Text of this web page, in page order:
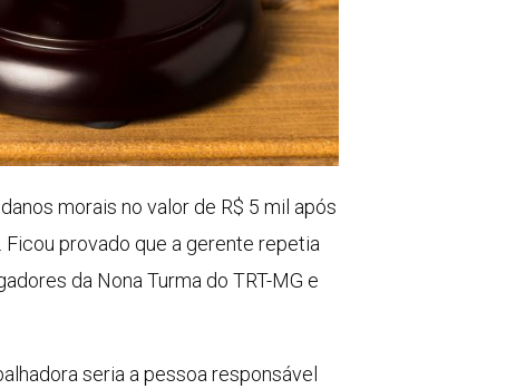
morais no valor de R$ 5 mil após
provado que a gerente repetia
da Nona Turma do TRT-MG e
seria a pessoa responsável